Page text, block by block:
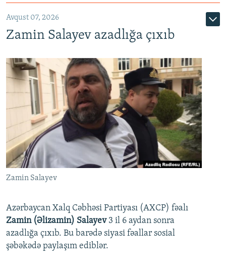
Avqust 07, 2026
Zamin Salayev azadlığa çıxıb
Zamin Salayev
Azərbaycan Xalq Cəbhəsi Partiyası (AXCP) fəalı
Zamin (Əlizamin) Salayev 3 il 6 aydan sonra
azadlığa çıxıb. Bu barədə siyasi fəallar sosial
şəbəkədə paylaşım ediblər.